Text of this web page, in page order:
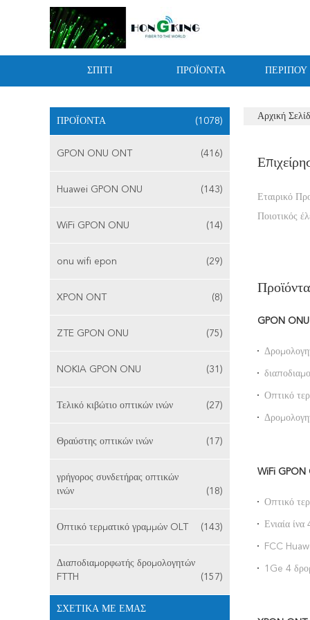
ΣΠΊΤΙ ΠΡΟΪΌΝΤΑ ΠΕΡΊΠΟΥ
ΠΡΟΪΌΝΤΑ (1078)
GPON ONU ONT (416)
Huawei GPON ONU (143)
WiFi GPON ONU (14)
onu wifi epon (29)
XPON ONT (8)
ZTE GPON ONU (75)
NOKIA GPON ONU (31)
Τελικό κιβώτιο οπτικών ινών (27)
Θραύστης οπτικών ινών (17)
γρήγορος συνδετήρας οπτικών
ινών
(18)
Οπτικό τερματικό γραμμών OLT (143)
Διαποδιαμορφωτής δρομολογητών
FTTH
(157)
ΣΧΕΤΙΚΆ ΜΕ ΕΜΆΣ
Αρχική
Εταιρικό
Ποιοτικός
Προϊόντα
GPON ONU
Οπτικό
WiFi GPON
Οπτικό
Ενιαία
FCC
1Ge 4